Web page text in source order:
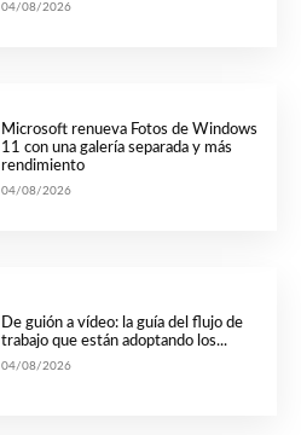
04/08/2026
Microsoft renueva Fotos de Windows
11 con una galería separada y más
rendimiento
04/08/2026
De guión a vídeo: la guía del flujo de
trabajo que están adoptando los...
04/08/2026